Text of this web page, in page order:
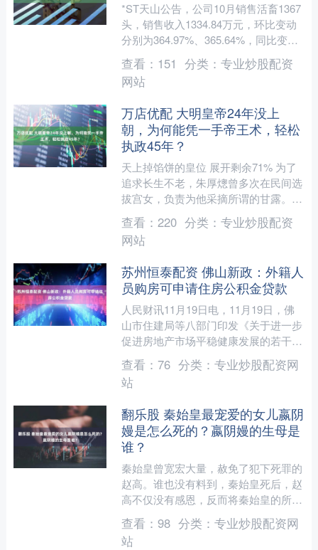
*ST天山公告，公司10月销售活畜1367
头，销售收入1334.84万元，环比变动
分别为364.97%、365.64%，同比变动
分别为354.15%、242.5....
查看： 151 分类： 专业炒股配资
网站
万店优配 大明皇帝24年没上
朝，为何能凭一手帝王术，轻松
执政45年？
天上掉馅饼的皇位 展开剩余71% 为了
追求长生不老，朱厚熜曾多次在民间选
拔宫女，负责为他采摘所谓的甘露。这
些宫女每天都要在严寒的冬季和炎热的
夏季为他工作，不少宫....
查看： 220 分类： 专业炒股配资
网站
苏州恒泰配资 佛山新政：外籍人
员购房可申请住房公积金贷款
人民财讯11月19日电，11月19日，佛
山市住建局等八部门印发《关于进一步
促进房地产市场平稳健康发展的若干措
施的通知》。其中，在加大住房公积金
贷款购房支持力度方....
查看： 76 分类： 专业炒股配资网
站
翻乐股 秦始皇最宠爱的女儿嬴阴
嫚是怎么死的？嬴阴嫚的生母是
谁？
秦始皇曾宽宏大量，赦免了犯下死罪的
赵高。谁也没有料到，秦始皇死后，赵
高不仅没有感恩，反而将秦始皇的所有
子女（共33人）杀得一干二净。尤其是
在沙丘之变之后，秦始皇....
查看： 98 分类： 专业炒股配资网
站